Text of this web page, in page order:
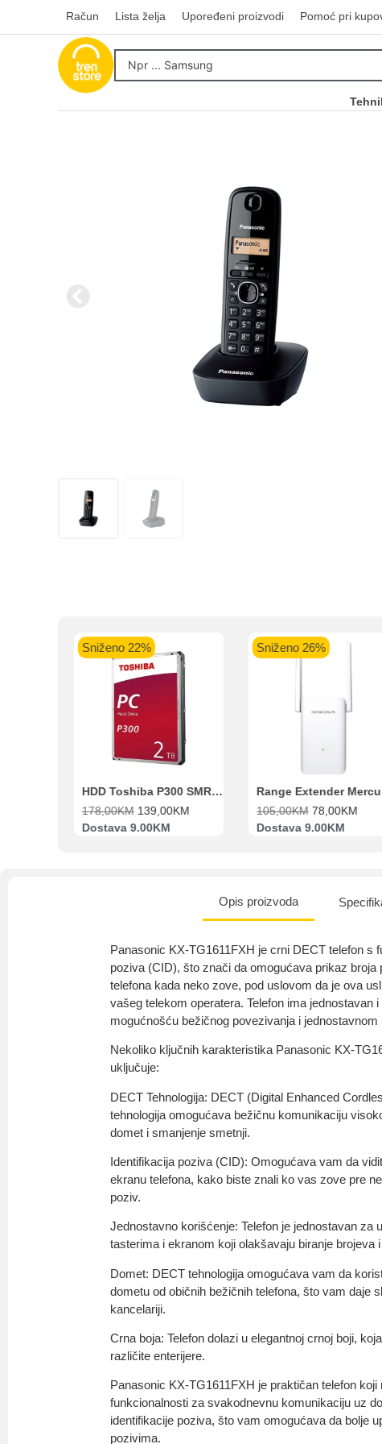
Račun Lista želja Upoređeni proizvodi Pomoć pri
Sniženo 22%
HDD Toshiba P300 SMR 3.5″ 2TB SATA III
178,00KM 139,00KM
Dostava 9.00KM
Sniženo 26%
105,00KM 78,00KM
Dostava 9.00KM
Opis proizvoda
Panasonic KX-TG1611FXH je crni DECT telefon s
poziva (CID), što znači da omogućava prikaz broja
telefona kada neko zove, pod uslovom da je ova
vašeg telekom operatera. Telefon ima jednostavan
mogućnošću bežičnog povezivanja i jednostavnom
Nekoliko ključnih karakteristika Panasonic KX-
uključuje:
DECT Tehnologija: DECT (Digital Enhanced
tehnologija omogućava bežičnu komunikaciju
domet i smanjenje smetnji.
Identifikacija poziva (CID): Omogućava vam da
ekranu telefona, kako biste znali ko vas zove pre
poziv.
Jednostavno korišćenje: Telefon je jednostavan za
tasterima i ekranom koji olakšavaju biranje brojeva
Domet: DECT tehnologija omogućava vam da
dometu od običnih bežičnih telefona, što vam daje
kancelariji.
Crna boja: Telefon dolazi u elegantnoj crnoj boji,
različite enterijere.
Panasonic KX-TG1611FXH je praktičan telefon koji
funkcionalnosti za svakodnevnu komunikaciju uz
identifikacije poziva, što vam omogućava da bolje
pozivima.
Kupovinu na